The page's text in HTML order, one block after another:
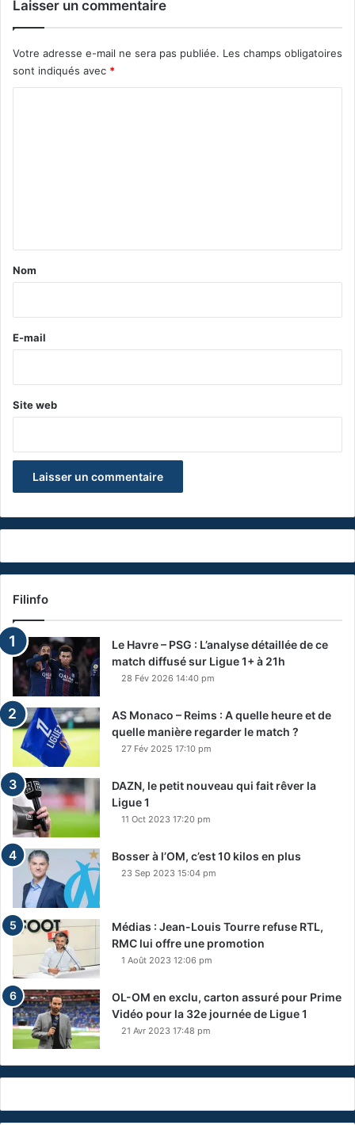
Laisser un commentaire
Votre adresse e-mail ne sera pas publiée. Les champs obligatoires
sont indiqués avec *
a
e
Nom
E-mail
Site web
Filinfo
Le Havre – PSG : L’analyse détaillée de ce
match diffusé sur Ligue 1+ à 21h
28 Fév 2026 14:40 pm
AS Monaco – Reims : A quelle heure et de
quelle manière regarder le match ?
27 Fév 2025 17:10 pm
DAZN, le petit nouveau qui fait rêver la
Ligue 1
11 Oct 2023 17:20 pm
Bosser à l’OM, c’est 10 kilos en plus
23 Sep 2023 15:04 pm
Médias : Jean-Louis Tourre refuse RTL,
RMC lui offre une promotion
1 Août 2023 12:06 pm
OL-OM en exclu, carton assuré pour Prime
Vidéo pour la 32e journée de Ligue 1
21 Avr 2023 17:48 pm